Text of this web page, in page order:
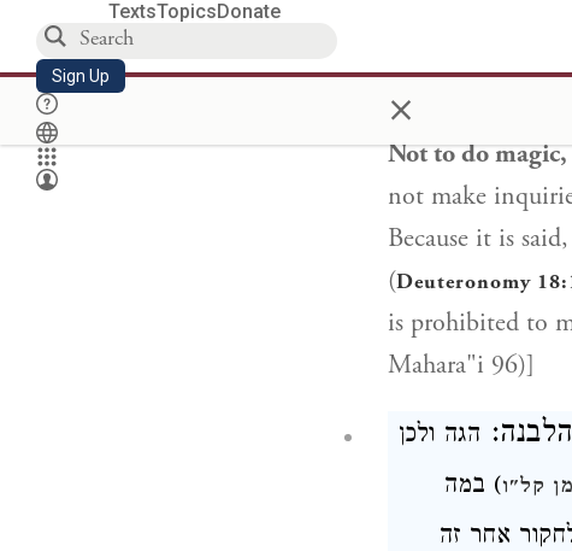
TextsTopicsDonate
Sign Up ×
Not to do
not make
Because it is
(Deuteronomy
is prohibited to
Mahara"i 96)]
הגה ולכן
קל"ו) במה
אחר זה